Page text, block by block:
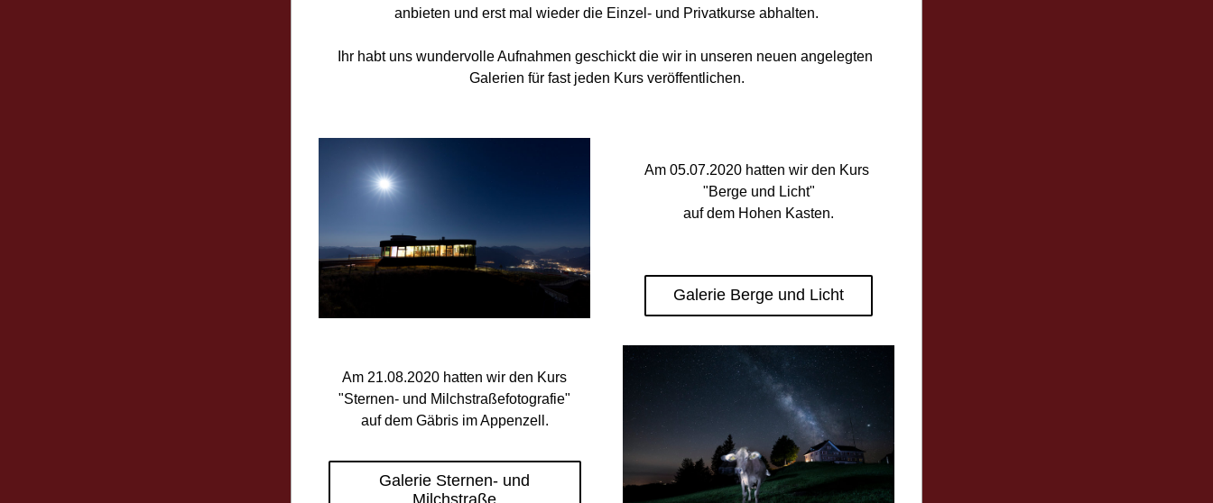
anbieten und erst mal wieder die Einzel- und Privatkurse abhalten.
Ihr habt uns wundervolle Aufnahmen geschickt die wir in unseren neuen angelegten
Galerien für fast jeden Kurs veröffentlichen.
Am 05.07.2020 hatten wir den Kurs
"Berge und Licht"
auf dem Hohen Kasten.
Galerie Berge und Licht
Am 21.08.2020 hatten wir den Kurs
"Sternen- und Milchstraßefotografie"
auf dem Gäbris im Appenzell.
Galerie Sternen- und
Milchstraße